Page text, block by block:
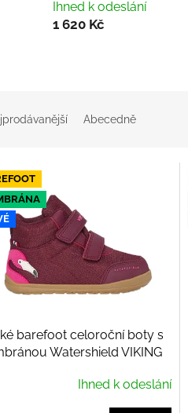
Ihned k odeslání
1 620 Kč
Abecedně
barefoot celoroční boty s
Watershield VIKING
Ihned k odeslání